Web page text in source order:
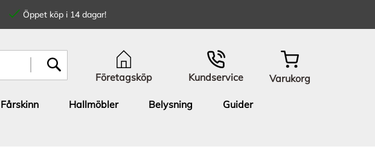
Öppet köp i 14 dagar!
Företagsköp Kundservice Varukorg
Fårskinn Hallmöbler Belysning
Guider